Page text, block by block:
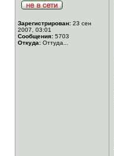
Зарегистрирован: 23 сен
2007, 03:01
Сообщения: 5703
Откуда: Оттуда...